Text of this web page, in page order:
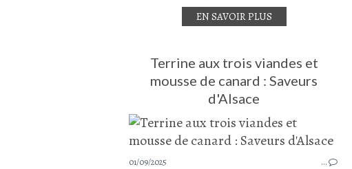
EN SAVOIR PLUS
Terrine aux trois viandes et
mousse de canard : Saveurs
d'Alsace
01/09/2025 …